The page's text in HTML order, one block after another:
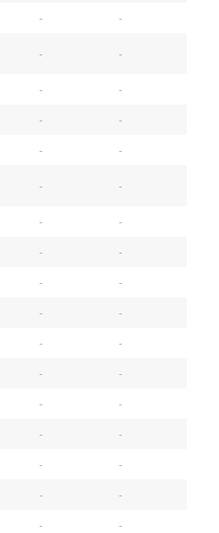
-
-
- -
-
-
-
-
-
-
- -
-
-
-
-
-
-
-
-
-
-
-
-
-
-
-
-
-
-
-
-
-
-